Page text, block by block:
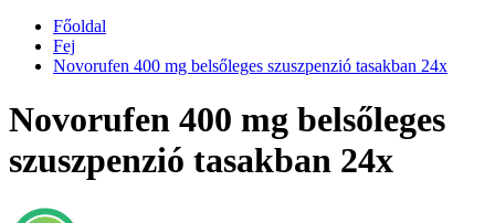
Főoldal
Fej
Novorufen 400 mg belsőleges szuszpenzió tasakban 24x
Novorufen 400 mg belsőleges
szuszpenzió tasakban 24x